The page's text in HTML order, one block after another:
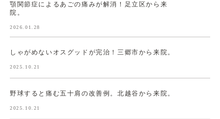
顎関節症によるあごの痛みが解消！足立区から来
院。
2026.01.28
しゃがめないオスグッドが完治！三郷市から来院。
2025.10.21
野球すると痛む五十肩の改善例。北越谷から来院。
2025.10.21